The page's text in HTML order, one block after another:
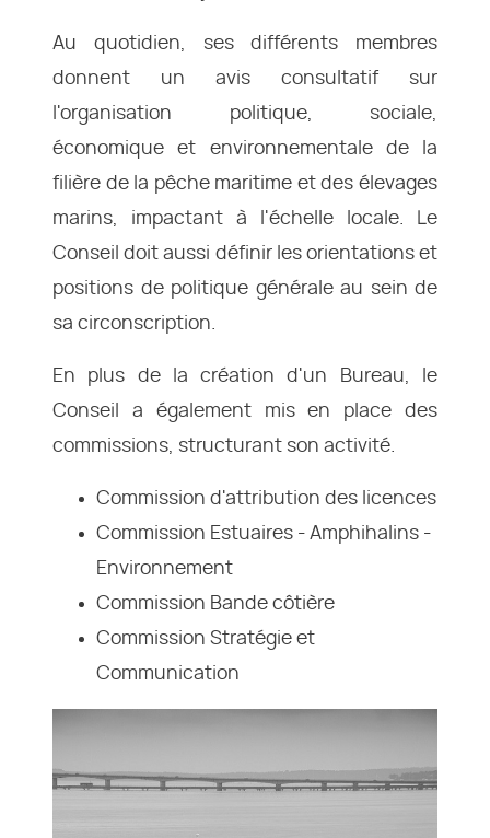
Au quotidien, ses différents membres
donnent un avis consultatif sur
l'organisation politique, sociale,
économique et environnementale de la
filière de la pêche maritime et des élevages
marins, impactant à l'échelle locale. Le
Conseil doit aussi définir les orientations et
positions de politique générale au sein de
sa circonscription.
En plus de la création d'un Bureau, le
Conseil a également mis en place des
commissions, structurant son activité.
Commission d'attribution des licences
Commission Estuaires - Amphihalins -
Environnement
Commission Bande côtière
Commission Stratégie et
Communication